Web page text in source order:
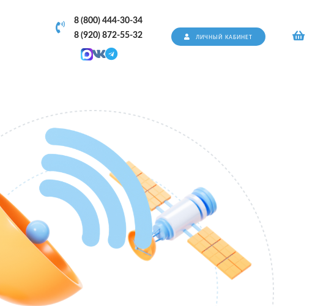
8 (800) 444-30-34
8 (920) 872-55-32
ЛИЧНЫЙ КАБИНЕТ